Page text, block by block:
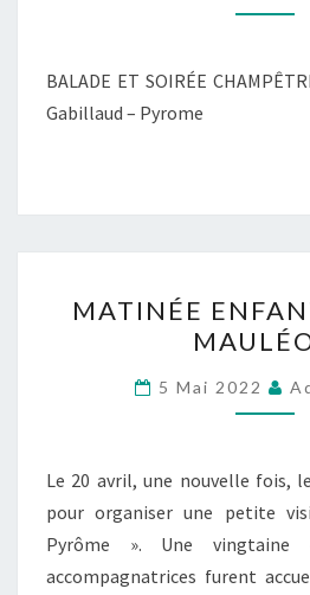
2022
BALADE ET SOIRÉE
Gabillaud – Pyrome
DU
CSC
MATINÉE
5 Mai 2022
Le 20 avril, une nouvelle fois,
pour organiser une petite
Pyrôme ». Une vingtaine
accompagnatrices furent